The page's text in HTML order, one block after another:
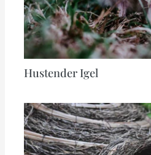
Hustender Igel